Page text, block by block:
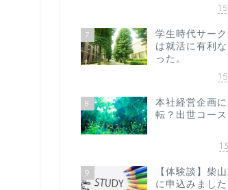
7
学生時代サー
は就活に有利
った。
8
本社経営企画
転？出世コース
9
【体験談】柴
に申込みまし